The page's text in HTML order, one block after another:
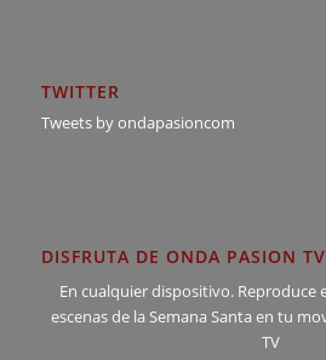
TWITTER
Tweets by ondapasioncom
DISFRUTA DE ONDA PASION TV
En cualquier dispositivo. Reproduce
escenas de la Semana Santa en tu
TV